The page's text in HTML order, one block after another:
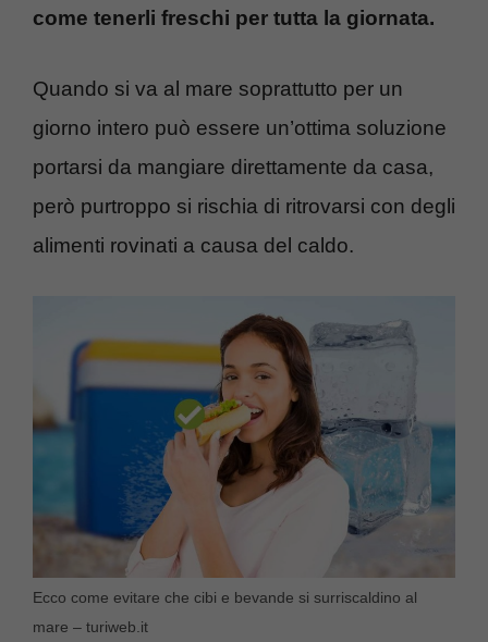
come tenerli freschi per tutta la giornata.
Quando si va al mare soprattutto per un
giorno intero può essere un’ottima soluzione
portarsi da mangiare direttamente da casa,
però purtroppo si rischia di ritrovarsi con degli
alimenti rovinati a causa del caldo.
Ecco come evitare che cibi e bevande si surriscaldino al
mare – turiweb.it